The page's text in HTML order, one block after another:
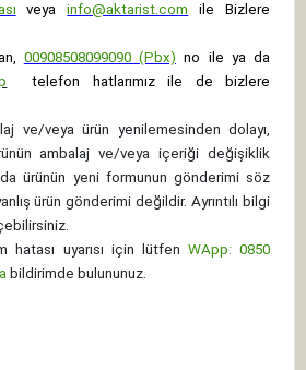
veya info@aktarist.com
ile Bizlere
00908508099090 (Pbx) no ile ya da
telefon hatlarımız ile de bizlere
ve/veya ürün yenilemesinden dolayı,
ambalaj ve/veya içeriği değişiklik
ürünün yeni formunun gönderimi söz
ürün gönderimi değildir. Ayrıntılı bilgi
hatası uyarısı için lütfen WApp: 0850
bildirimde bulununuz.